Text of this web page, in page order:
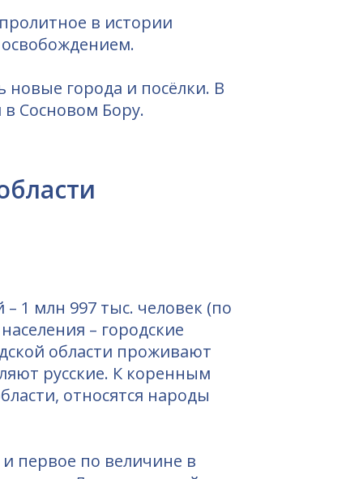
в истории
новые города и посёлки. В
в Сосновом Бору.
1 млн 997 тыс. человек (по
– городские
области проживают
русские. К коренным
относятся народы
первое по величине в